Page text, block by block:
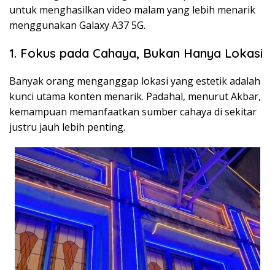
untuk menghasilkan video malam yang lebih menarik
menggunakan Galaxy A37 5G.
1. Fokus pada Cahaya, Bukan Hanya Lokasi
Banyak orang menganggap lokasi yang estetik adalah
kunci utama konten menarik. Padahal, menurut Akbar,
kemampuan memanfaatkan sumber cahaya di sekitar
justru jauh lebih penting.